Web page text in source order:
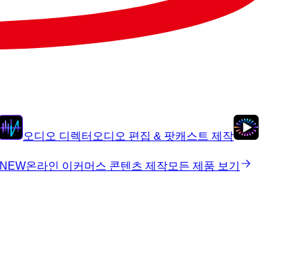
오디오 디렉터 오디오 편집 & 팟캐스트 제작
NEW온라인 이커머스 콘텐츠 제작모든 제품 보기